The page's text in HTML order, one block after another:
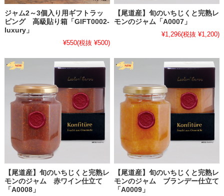
尾道産ももジャムシリーズをご用意して、お会いできるのを楽しみに
しています！
（この間は誠に勝手ながらネット受付・発送業務は臨時休業とさせて
詳しくは、ゆめタウン徳島様公式サイトページをご確認くださ
い（外部サイト）
2025.8.8
・【尾道産】旬のミラベルと完熟レモンのジャム 販売開始】
お待たせ致しました。尾道の自家農園で大切に育てた、希少果実ミ
ラベルのキレのあるすっぱさが際立つジャムをぜひご賞味ください。
数量がごくわずかなため会員専用販売です。
▶▶▶【尾道産】旬のミラベルと完熟レモンのジャム商品ページはこ
ちら
2025.8.8
【大変お待たせいたしました！瀬戸内尾道でとれた糖度が高く濃い甘
ジャム2～3個入り用ギフトラッ
ピング 高級貼り箱「GIFT0002-
luxury」
¥550(税抜 ¥500)
【尾道産】旬のいちじくと完熟レ
モンのジャム「A0007」
¥1,296(税抜 ¥1,200)
【尾道産】旬のいちじくと完熟レ
モンのジャム 赤ワイン仕立て
「A0008」
【尾道産】旬のいちじくと完熟レ
モンのジャム ブランデー仕立て
「A0009」